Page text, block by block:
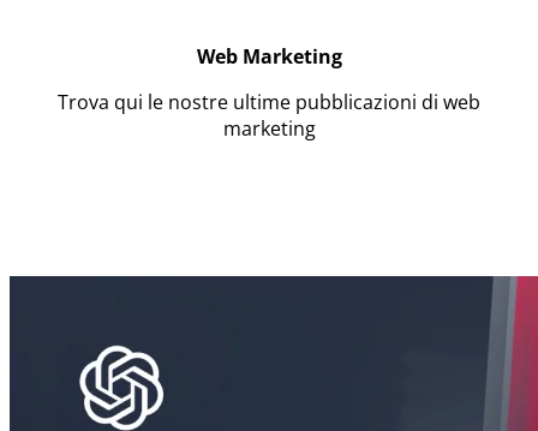
Web Marketing
Trova qui le nostre ultime pubblicazioni di web
marketing